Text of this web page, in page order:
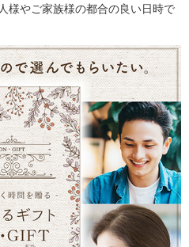
様やご家族様の都合の良い日時で